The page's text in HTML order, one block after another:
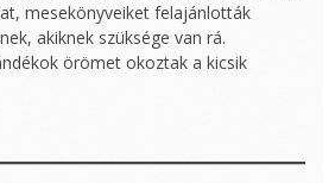
mesekönyveiket felajánlották
akiknek szüksége van rá.
örömet okoztak a kicsik